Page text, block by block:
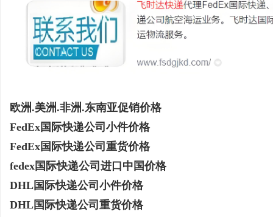
欧洲.美洲.非洲.东南亚促销价格
FedEx国际快递公司小件价格
FedEx国际快递公司重货价格
fedex国际快递公司进口中国价格
DHL国际快递公司小件价格
DHL国际快递公司重货价格
买SEM广告、不发天天爆款视频，传统中
企业怎么靠GEO让AI自动推荐你？